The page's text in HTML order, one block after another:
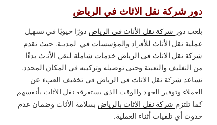
دور شركة نقل الاثاث في الرياض
يلعب دور شركة نقل الأثاث في الرياض دورًا حيويًا في تسهيل
عملية نقل الأثاث للأفراد والمؤسسات في المدينة. حيث تقدم
شركة نقل الاثاث في الرياض خدمات شاملة لنقل الأثاث بدءًا
من التغليف والتعبئة وحتى توصيله وتركيبه في المكان المحدد.
تساعد شركة نقل الاثاث في الرياض في تخفيف العبء عن
العملاء وتوفير الجهد والوقت الذي يستغرقه نقل الأثاث بأنفسهم.
كما تلتزم شركة نقل الاثاث بالرياض بسلامة الأثاث وضمان عدم
حدوث أي تلفيات أثناء العملية.